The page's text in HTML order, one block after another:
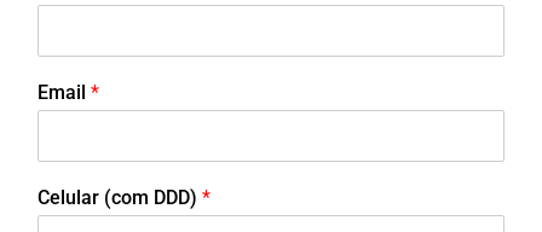
Email *
Celular (com DDD) *